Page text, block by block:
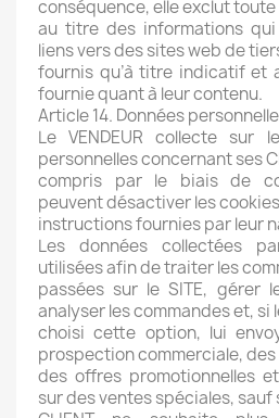
conséquence, elle exclut
au titre des informations
liens vers des sites web de
fournis qu’à titre indicatif et
fournie quant à leur contenu.
Article 14. Données
Le VENDEUR collecte sur
personnelles concernant ses
compris par le biais de
peuvent désactiver les
instructions fournies par leur
Les données collectées
utilisées afin de traiter les
passées sur le SITE, gérer
analyser les commandes et, si
choisi cette option, lui
prospection commerciale,
des offres promotionnelles
sur des ventes spéciales, sauf